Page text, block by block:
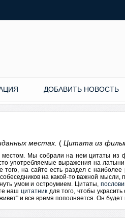
ДОБАВИТЬ НОВОСТЬ
местах. ( Цитата из
местом. Мы собрали на нем цитаты из
употребляемые выражения на
на сайте есть раздел с
на какой-то важной мысли,
умом и остроумием. Цитаты,
наш цитатник для того, чтобы
и все время пополняется. Он будет